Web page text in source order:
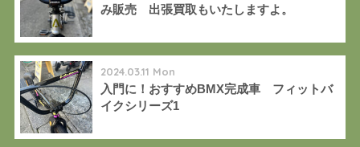
み販売 出張買取もいたしますよ。
2024.03.11 Mon
入門に！おすすめBMX完成車 フィットバ
イクシリーズ1